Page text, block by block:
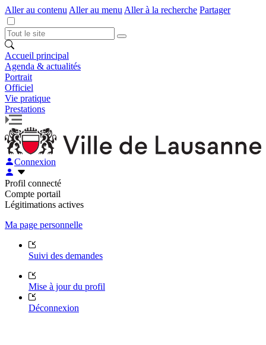
Aller au contenu Aller au menu Aller à la recherche Partager
Accueil principal
Agenda & actualités
Portrait
Officiel
Vie pratique
Prestations
Connexion
Profil connecté
Compte portail
Légitimations actives
Ma page personnelle
Suivi des demandes
Mise à jour du profil
Déconnexion